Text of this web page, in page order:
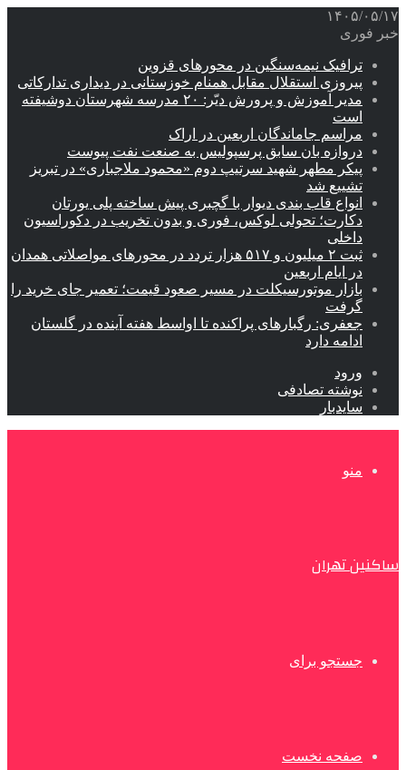
۱۴۰۵/۰۵/۱۷
خبر فوری
ترافیک نیمه‌سنگین در محورهای قزوین
پیروزی استقلال مقابل همنام خوزستانی در دیداری تدارکاتی
مدیر آموزش و پرورش دیّر: ۲۰ مدرسه شهرستان دوشیفته
است
مراسم جاماندگان اربعین در اراک
دروازه بان سابق پرسپولیس به صنعت نفت پیوست
پیکر مطهر شهید سرتیپ دوم «محمود ملاجباری» در تبریز
تشییع شد
انواع قاب بندی دیوار با گچبری پیش ساخته پلی یورتان
دکارت؛ تحولی لوکس، فوری و بدون تخریب در دکوراسیون
داخلی
ثبت ۲ میلیون و ۵۱۷ هزار تردد در محورهای مواصلاتی همدان
در ایام اربعین
بازار موتورسیکلت در مسیر صعود قیمت؛ تعمیر جای خرید را
گرفت
جعفری: رگبارهای پراکنده تا اواسط هفته آینده در گلستان
ادامه دارد
ورود
نوشته تصادفی
سایدبار
منو
ساکنین تهران
جستجو برای
صفحه نخست